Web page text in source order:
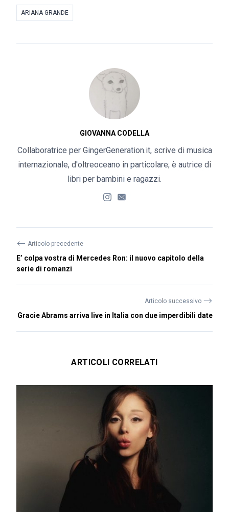
ARIANA GRANDE
GIOVANNA CODELLA
Collaboratrice per GingerGeneration.it, scrive di musica
internazionale, d'oltreoceano in particolare; è autrice di
libri per bambini e ragazzi.
⟵ Articolo precedente
E’ colpa vostra di Mercedes Ron: il nuovo capitolo della
serie di romanzi
Articolo successivo ⟶
Gracie Abrams arriva live in Italia con due imperdibili date
ARTICOLI CORRELATI